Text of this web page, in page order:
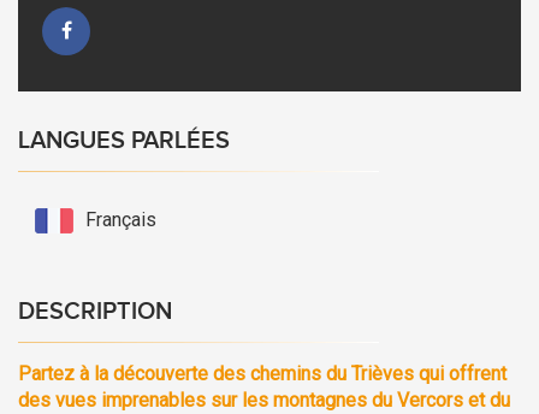
LANGUES PARLÉES
Français
DESCRIPTION
Partez à la découverte des chemins du Trièves qui offrent
des vues imprenables sur les montagnes du Vercors et du